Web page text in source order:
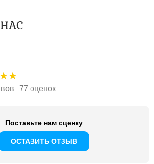
77 оценок
Поставьте нам оценку
ОСТАВИТЬ ОТЗЫВ